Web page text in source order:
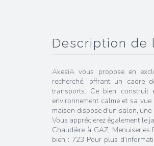
description
AkesiA vous propose en
recherché, offrant un cadre
transports. Ce bien
environnement calme et sa
maison dispose d'un salon, une
Vous apprécierez également le
Chaudière à GAZ,
bien : 723 Pour plus